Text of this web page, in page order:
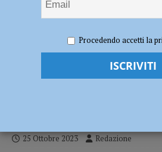
Dengue in via Radini Tedeschi e dintorni,
Trattamento anti Dengue
25 Ottobre 2023 Redazione
Procedendo accetti la